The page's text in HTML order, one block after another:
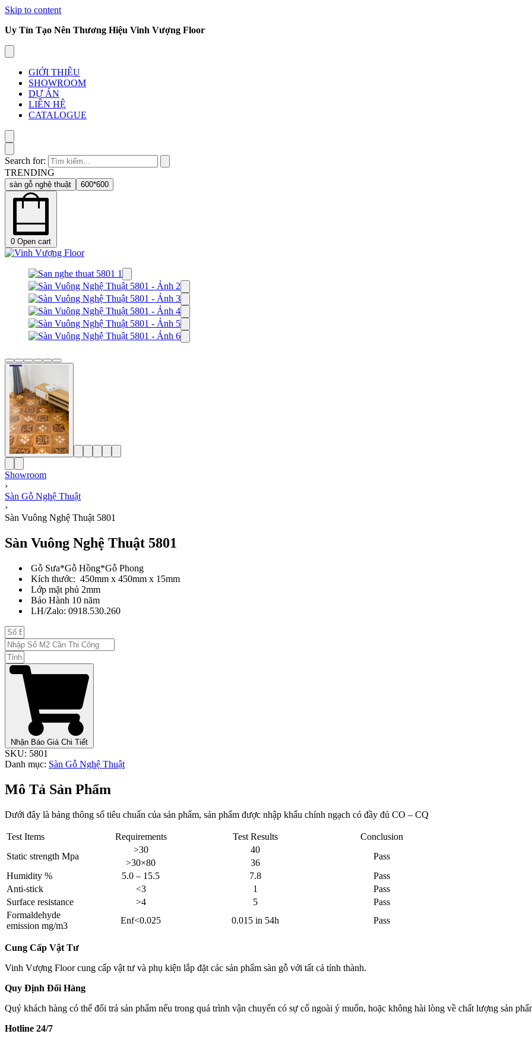
Skip to content
Uy Tín Tạo Nên Thương Hiệu Vinh Vượng Floor
GIỚI THIỆU
SHOWROOM
DỰ ÁN
LIÊN HỆ
CATALOGUE
Search for:
TRENDING
sàn gỗ nghệ thuật 600*600
0 Open cart
Showroom
›
Sàn Gỗ Nghệ Thuật
›
Sàn Vuông Nghệ Thuật 5801
Sàn Vuông Nghệ Thuật 5801
Gỗ Sưa*Gỗ Hồng*Gỗ Phong
Kích thước: 450mm x 450mm x 15mm
Lớp mặt phủ 2mm
Bảo Hành 10 năm
LH/Zalo: 0918.530.260
Nhận Báo Giá Chi Tiết
SKU: 5801
Danh mục: Sàn Gỗ Nghệ Thuật
Mô Tả Sản Phẩm
Dưới đây là bảng thông số tiêu chuẩn của sản phẩm, sản phẩm được nhập khẩu chính ngạch có đầy đủ CO – CQ
Test Items Requirements Test Results
Conclusion
Static strength Mpa
>30 40
Pass
>30×80
36
Humidity %
5.0 – 15.5 7.8
Pass
Anti-stick
<3 1
Pass
Surface resistance
>4 5
Pass
Formaldehyde
emission mg/m3
Enf<0.025 0.015 in 54h Pass
Cung Cấp Vật Tư
Vinh Vượng Floor cung cấp vật tư và phụ kiện lắp đặt các sản phẩm sàn gỗ với tất cả tỉnh thành.
Quy Định Đổi Hàng
Quý khách hàng có thể đổi trả sản phẩm nếu trong quá trình vận chuyển có sự cố ngoài ý muốn, hoặc không hài lòng về chất lượng sản
Hotline 24/7